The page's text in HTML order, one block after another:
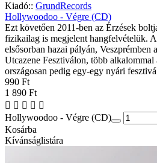
Kiadó:: GrundRecords
Hollywoodoo - Végre (CD)
Ezt követően 2011-ben az Érzések
fizikailag is megjelent hangfelvételük.
elsősorban hazai pályán, Veszprémben
Utcazene Fesztiválon, több
országosan pedig egy-egy nyári
990 Ft
1 890 Ft
Hollywoodoo - Végre (CD)
Kosárba
Kívánságlistára